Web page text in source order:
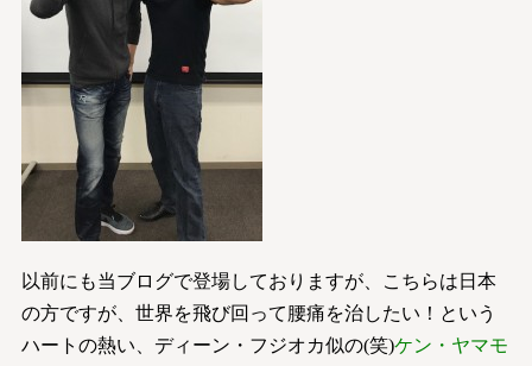
以前にも当ブログで登場しておりますが、こちらは日本
の方ですが、世界を飛び回って腰痛を治したい！という
ハートの熱い、ディーン・フジオカ似の(笑)ケン・ヤマモ